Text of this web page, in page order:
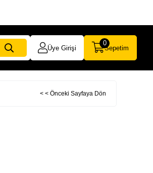
Üye Girişi Sepetim
0
< < Önceki Sayfaya Dön